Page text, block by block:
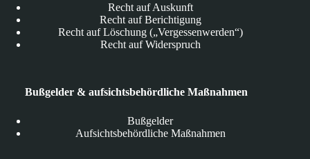
Recht auf Auskunft
Recht auf Berichtigung
Recht auf Löschung („Vergessenwerden“)
Recht auf Widerspruch
Bußgelder & aufsichtsbehördliche Maßnahmen
Bußgelder
Aufsichtsbehördliche Maßnahmen